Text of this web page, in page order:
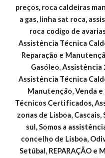
preços, roca caldeiras
a gas, linha sat roca,
roca codigo de
Assistência Técnica
Reparação e
Gasóleo. Assistência
Assistência Técnica
Manutenção, Venda e
Técnicos Certificados,
zonas de Lisboa,
sul, Somos a
concelho de Lisboa,
Setúbal, REPARAÇÃO e